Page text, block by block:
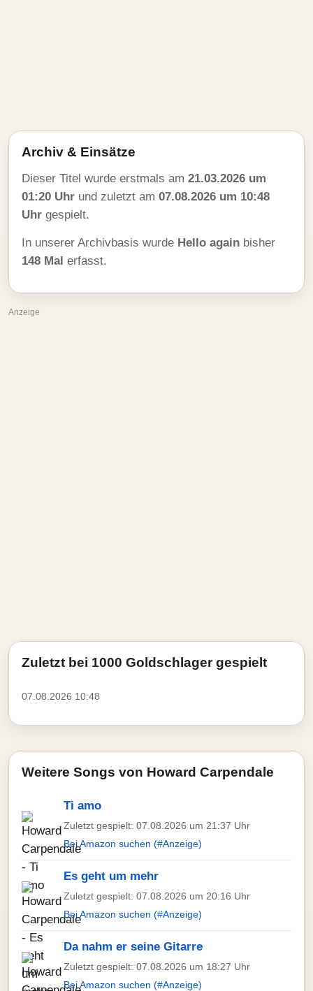
Archiv & Einsätze
Dieser Titel wurde erstmals am 21.03.2026 um
01:20 Uhr und zuletzt am 07.08.2026 um 10:48
Uhr gespielt.
In unserer Archivbasis wurde Hello again bisher
148 Mal erfasst.
Anzeige
Zuletzt bei 1000 Goldschlager gespielt
07.08.2026 10:48
Weitere Songs von Howard Carpendale
Ti amo
Zuletzt gespielt: 07.08.2026 um 21:37 Uhr
Bei Amazon suchen (#Anzeige)
Es geht um mehr
Zuletzt gespielt: 07.08.2026 um 20:16 Uhr
Bei Amazon suchen (#Anzeige)
Da nahm er seine Gitarre
Zuletzt gespielt: 07.08.2026 um 18:27 Uhr
Bei Amazon suchen (#Anzeige)